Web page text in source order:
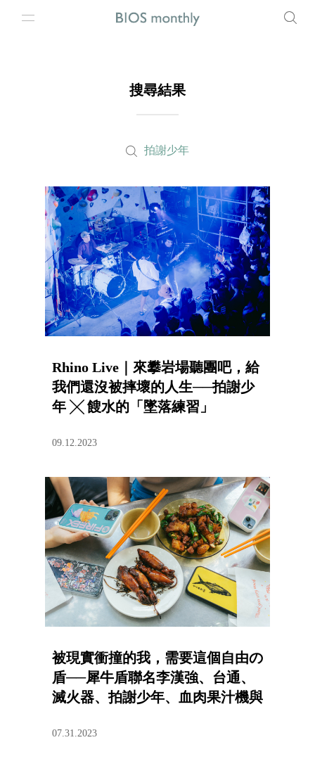
搜尋結果
拍謝少年
Rhino Live｜來攀岩場聽團吧，給
我們還沒被摔壞的人生──拍謝少
年 ╳ 餿水的「墜落練習」
09.12.2023
被現實衝撞的我，需要這個自由の
盾──犀牛盾聯名李漢強、台通、
滅火器、拍謝少年、血肉果汁機與
07.31.2023